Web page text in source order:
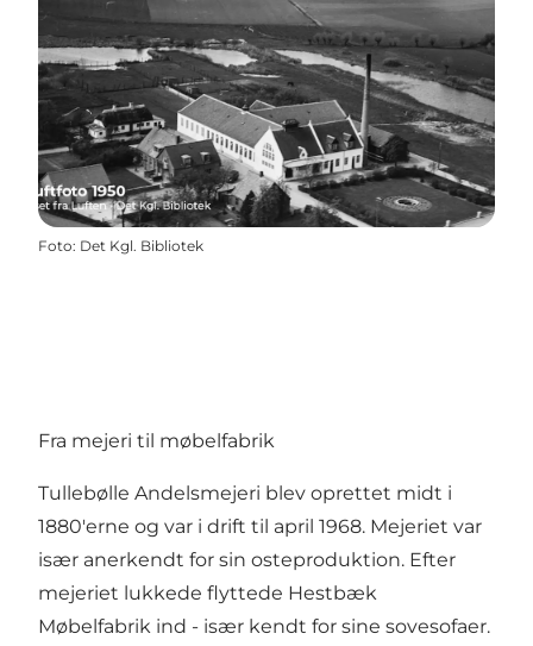
Foto: Det Kgl. Bibliotek
Fra mejeri til møbelfabrik
Tullebølle Andelsmejeri blev oprettet midt i
1880'erne og var i drift til april 1968. Mejeriet var
især anerkendt for sin osteproduktion. Efter
mejeriet lukkede flyttede Hestbæk
Møbelfabrik ind - især kendt for sine sovesofaer.